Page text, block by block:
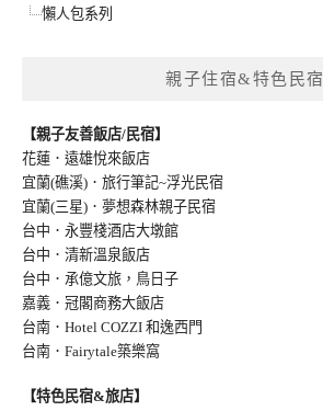
懶人包系列
親子住宿&特色民宿
【親子友善飯店/民宿】
花蓮．遠雄悅來飯店
宜蘭(礁溪)．旅行筆記~浮光民宿
宜蘭(三星)．夢想森林親子民宿
台中．永豐棧酒店大墩館
台中．清新溫泉飯店
台中．承億文旅，鳥日子
嘉義．冠閣商務大飯店
台南．Hotel COZZI 和逸西門
台南．Fairytale築樂窩
【特色民宿&旅店】